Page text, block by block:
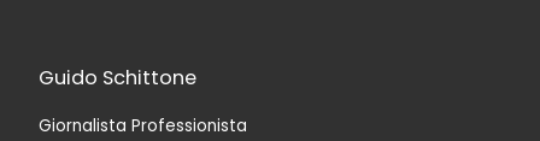
Guido Schittone
Giornalista Professionista